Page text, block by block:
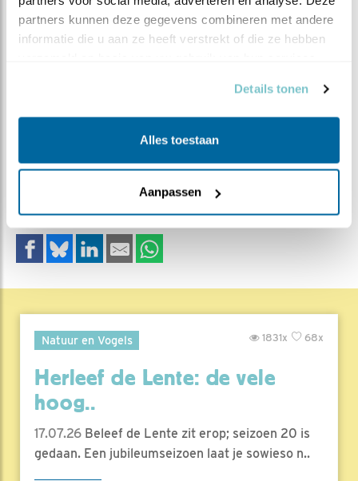
partners kunnen deze gegevens combineren met andere
informatie die u aan ze heeft verstrekt of die ze hebben
Details tonen
Alles toestaan
Aanpassen
Vind ik leuk
MEER OVER
DEEL DIT BERICHT
Natuur en Vogels 68x
1831x
Herleef de Lente: de vele
hoog..
17.07.26 Beleef de Lente zit erop; seizoen 20 is
gedaan. Een jubileumseizoen laat je sowieso n..